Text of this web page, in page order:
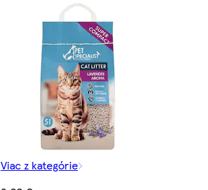
Viac z kategórie